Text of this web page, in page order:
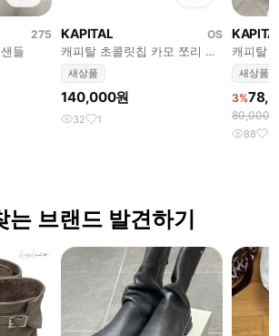
275
들
KAPITAL
OS
캐피탈 초콜릿칩 카모 쪼리 베
이지 L
새상품
140,000원
32 1
캐피탈
새상품
3%
80,000
88 4
브랜드 발견하기